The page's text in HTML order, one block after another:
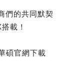
們的共同默契
載！
碩官網下載